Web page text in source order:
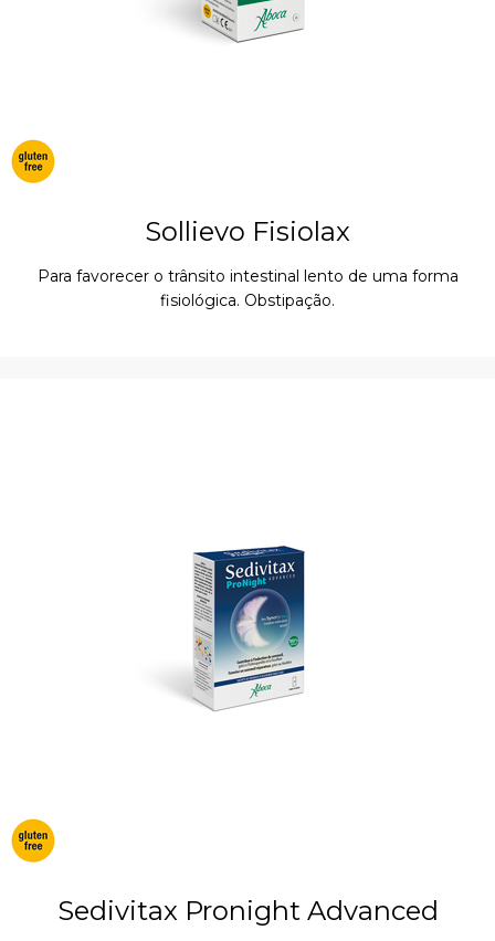
Sollievo Fisiolax
Para favorecer o trânsito intestinal lento de uma forma
fisiológica. Obstipação.
Sedivitax Pronight Advanced